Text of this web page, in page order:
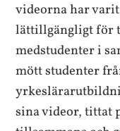
videorna har
lättillgängligt för
medstudenter i
mött studenter
sina videor, tittat